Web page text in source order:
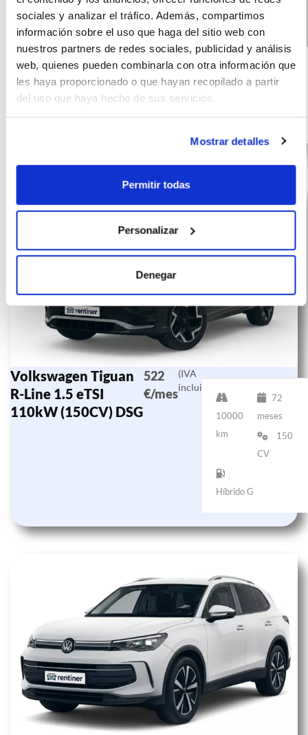
sociales y analizar el tráfico. Además, compartimos
información sobre el uso que haga del sitio web con
nuestros partners de redes sociales, publicidad y análisis
web, quienes pueden combinarla con otra información que
les haya proporcionado o que hayan recopilado a partir
del uso que haya hecho de sus servicios.
Mostrar detalles
Permitir todas
Personalizar
Denegar
Volkswagen Tiguan
R-Line 1.5 eTSI
(150CV) DSG
545
€/mes
(IVA
incluido)
10000
km
72
meses
Volkswagen Tiguan
R-Line 1.5 eTSI
110kW (150CV) DSG
522
€/mes
(IVA
incluido)
10000
km
72
meses
150
CV
Híbrido G